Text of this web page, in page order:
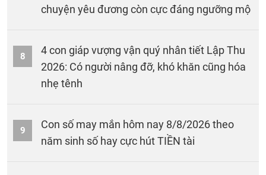
chuyện yêu đương còn cực đáng ngưỡng mộ
8
4 con giáp vượng vận quý nhân tiết Lập Thu
2026: Có người nâng đỡ, khó khăn cũng hóa
nhẹ tênh
9
Con số may mắn hôm nay 8/8/2026 theo
năm sinh số hay cực hút TIỀN tài